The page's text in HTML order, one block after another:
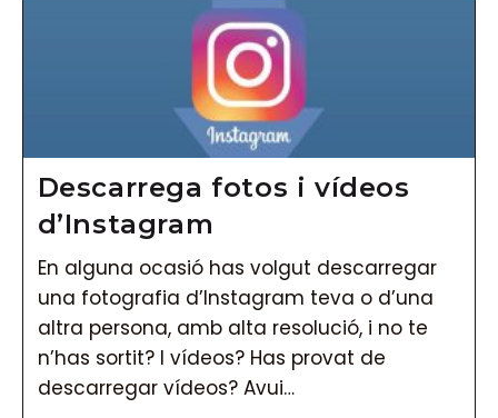
Incorporen
Vídeos
Descarrega fotos i vídeos
d’Instagram
En alguna ocasió has volgut descarregar
una fotografia d’Instagram teva o d’una
altra persona, amb alta resolució, i no te
n’has sortit? I vídeos? Has provat de
descarregar vídeos? Avui…